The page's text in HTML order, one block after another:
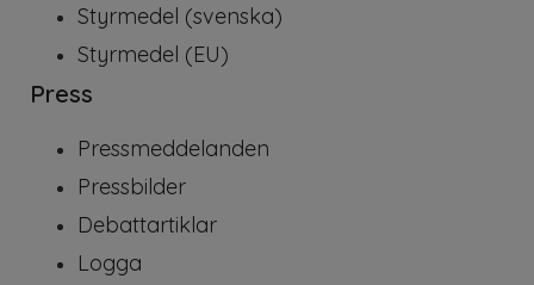
Styrmedel (svenska)
Styrmedel (EU)
Press
Pressmeddelanden
Pressbilder
Debattartiklar
Logga